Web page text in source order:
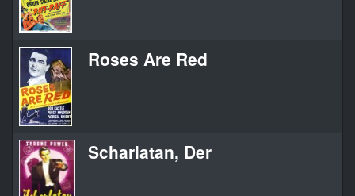
Roses Are Red
Scharlatan, Der